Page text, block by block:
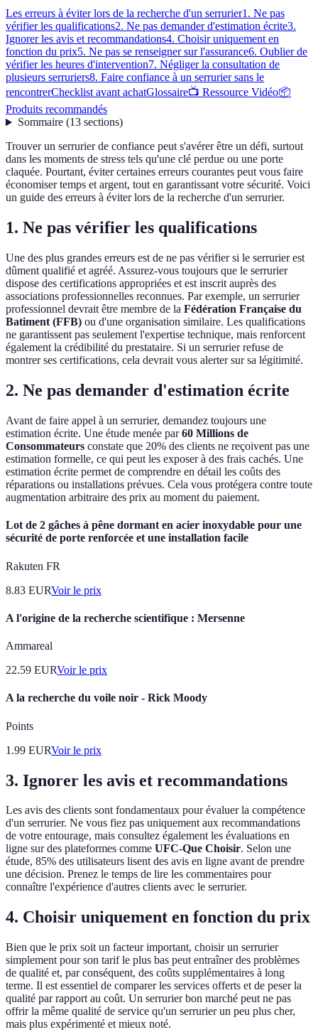
Les erreurs à éviter lors de la recherche d'un serrurier1. Ne pas
vérifier les qualifications2. Ne pas demander d'estimation écrite3.
Ignorer les avis et recommandations4. Choisir uniquement en
fonction du prix5. Ne pas se renseigner sur l'assurance6. Oublier de
vérifier les heures d'intervention7. Négliger la consultation de
plusieurs serruriers8. Faire confiance à un serrurier sans le
rencontrerChecklist avant achatGlossaire📺 Ressource Vidéo📦
Produits recommandés
Sommaire(13 sections)
Trouver un serrurier de confiance peut s'avérer être un défi, surtout
dans les moments de stress tels qu'une clé perdue ou une porte
claquée. Pourtant, éviter certaines erreurs courantes peut vous faire
économiser temps et argent, tout en garantissant votre sécurité. Voici
un guide des erreurs à éviter lors de la recherche d'un serrurier.
1. Ne pas vérifier les qualifications
Une des plus grandes erreurs est de ne pas vérifier si le serrurier est
dûment qualifié et agréé. Assurez-vous toujours que le serrurier
dispose des certifications appropriées et est inscrit auprès des
associations professionnelles reconnues. Par exemple, un serrurier
professionnel devrait être membre de la Fédération Française du
Batiment (FFB) ou d'une organisation similaire. Les qualifications
ne garantissent pas seulement l'expertise technique, mais renforcent
également la crédibilité du prestataire. Si un serrurier refuse de
montrer ses certifications, cela devrait vous alerter sur sa légitimité.
2. Ne pas demander d'estimation écrite
Avant de faire appel à un serrurier, demandez toujours une
estimation écrite. Une étude menée par60 Millions de
Consommateurs constate que 20% des clients ne reçoivent pas une
estimation formelle, ce qui peut les exposer à des frais cachés. Une
estimation écrite permet de comprendre en détail les coûts des
réparations ou installations prévues. Cela vous protégera contre toute
augmentation arbitraire des prix au moment du paiement.
Lot de 2 gâches à pêne dormant en acier inoxydable pour une
sécurité de porte renforcée et une installation facile
Rakuten FR
8.83 EURVoir le prix
A l'origine de la recherche scientifique : Mersenne
Ammareal
22.59 EURVoir le prix
A la recherche du voile noir - Rick Moody
Points
1.99 EURVoir le prix
3. Ignorer les avis et recommandations
Les avis des clients sont fondamentaux pour évaluer la compétence
d'un serrurier. Ne vous fiez pas uniquement aux recommandations
de votre entourage, mais consultez également les évaluations en
ligne sur des plateformes comme UFC-Que Choisir. Selon une
étude, 85% des utilisateurs lisent des avis en ligne avant de prendre
une décision. Prenez le temps de lire les commentaires pour
connaître l'expérience d'autres clients avec le serrurier.
4. Choisir uniquement en fonction du prix
Bien que le prix soit un facteur important, choisir un serrurier
simplement pour son tarif le plus bas peut entraîner des problèmes
de qualité et, par conséquent, des coûts supplémentaires à long
terme. Il est essentiel de comparer les services offerts et de peser la
qualité par rapport au coût. Un serrurier bon marché peut ne pas
offrir la même qualité de service qu'un serrurier un peu plus cher,
mais plus expérimenté et mieux noté.